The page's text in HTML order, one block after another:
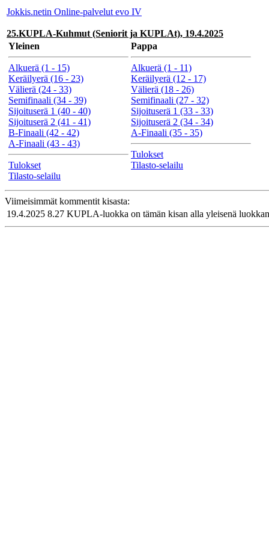
Jokkis.netin Online-palvelut evo IV
25.KUPLA-Kuhmut (Seniorit ja KUPLAt), 19.4.2025
Yleinen
Alkuerä (1 - 15)
Keräilyerä (16 - 23)
Välierä (24 - 33)
Semifinaali (34 - 39)
Sijoituserä 1 (40 - 40)
Sijoituserä 2 (41 - 41)
B-Finaali (42 - 42)
A-Finaali (43 - 43)
Tulokset
Tilasto-selailu
Pappa
Alkuerä (1 - 11)
Keräilyerä (12 - 17)
Välierä (18 - 26)
Semifinaali (27 - 32)
Sijoituserä 1 (33 - 33)
Sijoituserä 2 (34 - 34)
A-Finaali (35 - 35)
Tulokset
Tilasto-selailu
Viimeisimmät kommentit kisasta:
19.4.2025 8.27 KUPLA-luokka on tämän kisan alla yleisenä